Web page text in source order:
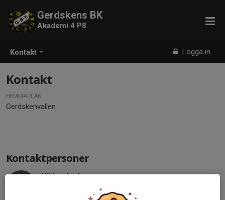
Kontakt Logga in
Gerdskens BK
Akademi 4 P8
Kontakt
HEMMAPLAN
Gerdskenvallen
Kontaktpersoner
Niklas Andersson